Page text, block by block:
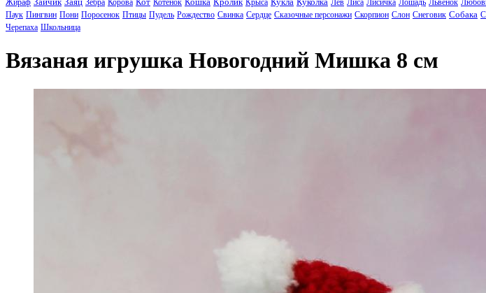
Паук Пингвин Пони Поросенок Птицы Пудель Рождество Свинка Сердце Сказочные персонажи Скорпион Слон Снеговик Собака
Черепаха Школьница
Вязаная игрушка Новогодний Мишка 8 см